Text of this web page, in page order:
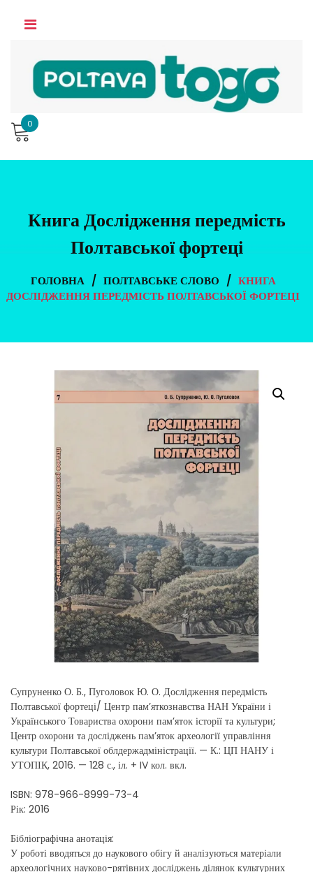
0
Книга Дослідження передмість
Полтавської фортеці
ГОЛОВНА / ПОЛТАВСЬКЕ СЛОВО / КНИГА
ДОСЛІДЖЕННЯ ПЕРЕДМІСТЬ ПОЛТАВСЬКОЇ ФОРТЕЦІ
Супруненко О. Б., Пуголовок Ю. О. Дослідження передмість
Полтавської фортеці/ Центр пам’яткознавства НАН України і
Українського Товариства охорони пам’яток історії та культури;
Центр охорони та досліджень пам’яток археології управління
культури Полтавської облдержадміністрації. — К.: ЦП НАНУ і
УТОПІК, 2016. — 128 с., іл. + IV кол. вкл.
ISBN: 978-966-8999-73-4
Рік: 2016
Бібліографічна анотація:
У роботі вводяться до наукового обігу й аналізуються матеріали
археологічних науково-рятівних досліджень ділянок культурних